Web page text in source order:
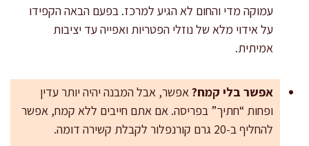
עמוקה מדי והחום לא הגיע למרכז. בפעם הבאה הקפידו
על אידוי מלא של נוזלי הפטריות ואפייה עד יציבות
אמיתית.
אפשר בלי קמח?אפשר, אבל המבנה יהיה יותר עדין
ופחות “חתיך” בפריסה. אם אתם חייבים ללא קמח, אפשר
להחליף ב-20 גרם קורנפלור לקבלת קשירה דומה.